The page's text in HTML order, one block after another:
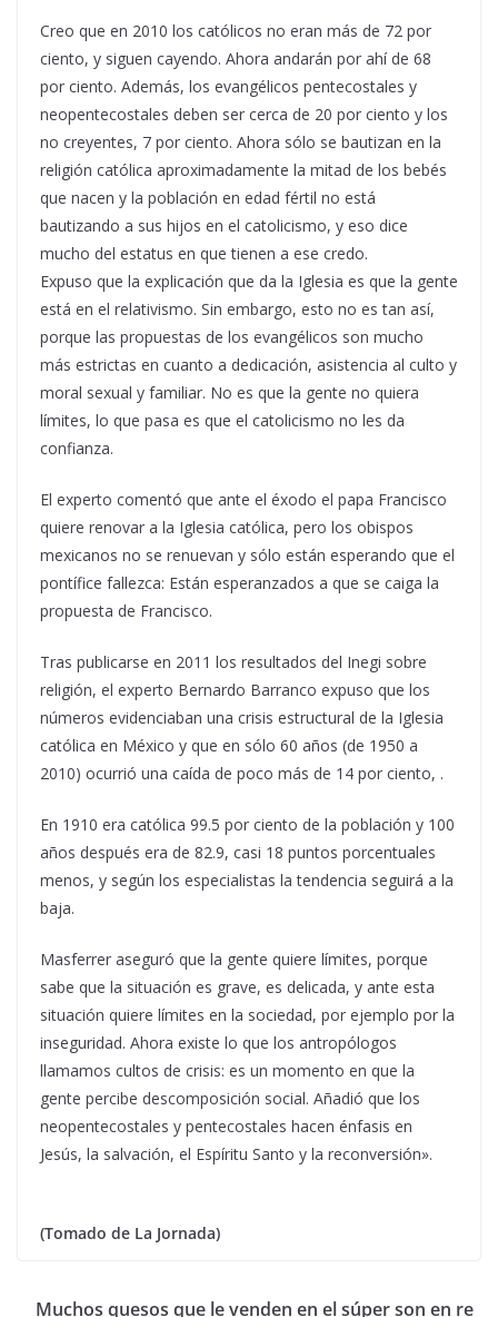
Creo que en 2010 los católicos no eran más de 72 por
ciento, y siguen cayendo. Ahora andarán por ahí de 68
por ciento. Además, los evangélicos pentecostales y
neopentecostales deben ser cerca de 20 por ciento y los
no creyentes, 7 por ciento. Ahora sólo se bautizan en la
religión católica aproximadamente la mitad de los bebés
que nacen y la población en edad fértil no está
bautizando a sus hijos en el catolicismo, y eso dice
mucho del estatus en que tienen a ese credo.
Expuso que la explicación que da la Iglesia es que la gente
está en el relativismo. Sin embargo, esto no es tan así,
porque las propuestas de los evangélicos son mucho
más estrictas en cuanto a dedicación, asistencia al culto y
moral sexual y familiar. No es que la gente no quiera
límites, lo que pasa es que el catolicismo no les da
confianza.
El experto comentó que ante el éxodo el papa Francisco
quiere renovar a la Iglesia católica, pero los obispos
mexicanos no se renuevan y sólo están esperando que el
pontífice fallezca: Están esperanzados a que se caiga la
propuesta de Francisco.
Tras publicarse en 2011 los resultados del Inegi sobre
religión, el experto Bernardo Barranco expuso que los
números evidenciaban una crisis estructural de la Iglesia
católica en México y que en sólo 60 años (de 1950 a
2010) ocurrió una caída de poco más de 14 por ciento, .
En 1910 era católica 99.5 por ciento de la población y 100
años después era de 82.9, casi 18 puntos porcentuales
menos, y según los especialistas la tendencia seguirá a la
baja.
Masferrer aseguró que la gente quiere límites, porque
sabe que la situación es grave, es delicada, y ante esta
situación quiere límites en la sociedad, por ejemplo por la
inseguridad. Ahora existe lo que los antropólogos
llamamos cultos de crisis: es un momento en que la
gente percibe descomposición social. Añadió que los
neopentecostales y pentecostales hacen énfasis en
Jesús, la salvación, el Espíritu Santo y la reconversión».
(Tomado de La Jornada)
Muchos quesos que le venden en el súper son en re